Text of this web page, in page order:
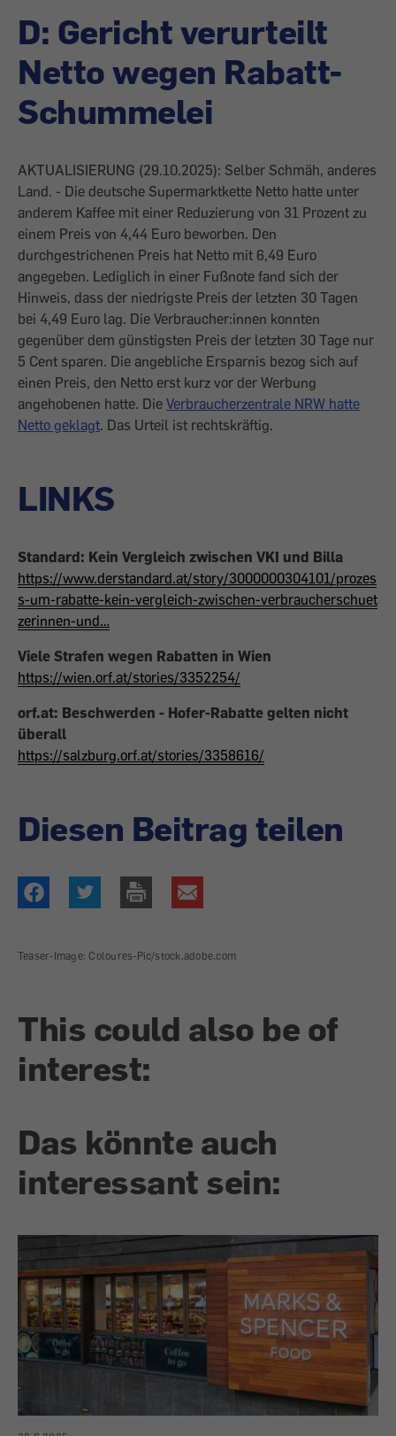
D: Gericht verurteilt
Netto wegen Rabatt-
Schummelei
AKTUALISIERUNG (29.10.2025): Selber Schmäh, anderes
Land. - Die deutsche Supermarktkette Netto hatte unter
anderem Kaffee mit einer Reduzierung von 31 Prozent zu
einem Preis von 4,44 Euro beworben. Den
durchgestrichenen Preis hat Netto mit 6,49 Euro
angegeben. Lediglich in einer Fußnote fand sich der
Hinweis, dass der niedrigste Preis der letzten 30 Tagen
bei 4,49 Euro lag. Die Verbraucher:innen konnten
gegenüber dem günstigsten Preis der letzten 30 Tage nur
5 Cent sparen. Die angebliche Ersparnis bezog sich auf
einen Preis, den Netto erst kurz vor der Werbung
angehobenen hatte. Die Verbraucherzentrale NRW hatte
Netto geklagt. Das Urteil ist rechtskräftig.
LINKS
Standard: Kein Vergleich zwischen VKI und Billa
https://www.derstandard.at/story/3000000304101/prozes
s-um-rabatte-kein-vergleich-zwischen-verbraucherschuet
zerinnen-und…
Viele Strafen wegen Rabatten in Wien
https://wien.orf.at/stories/3352254/
orf.at: Beschwerden - Hofer-Rabatte gelten nicht
überall
https://salzburg.orf.at/stories/3358616/
Diesen Beitrag teilen
Teaser-Image: Coloures-Pic/stock.adobe.com
This could also be of
interest:
Das könnte auch
interessant sein: